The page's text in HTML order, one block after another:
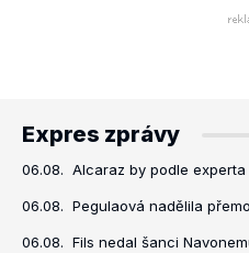
Expres zprávy
06.08. Alcaraz by podle
06.08. Pegulaová nadělila
06.08. Fils nedal šanci